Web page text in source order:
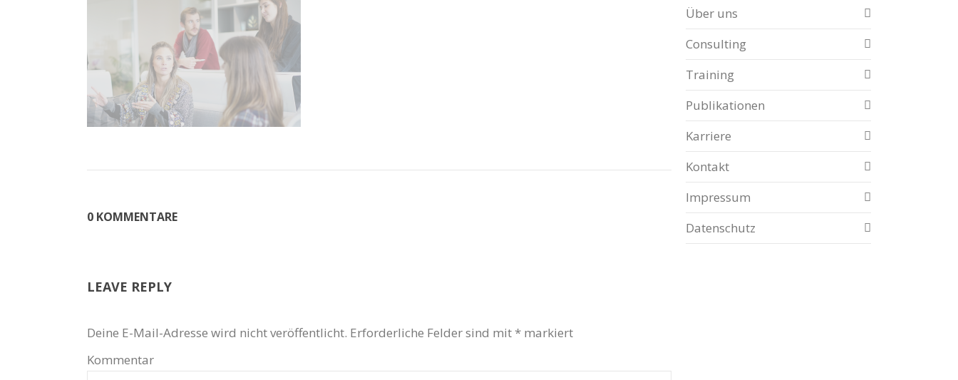
0 KOMMENTARE
LEAVE REPLY
Deine E-Mail-Adresse wird nicht veröffentlicht. Erforderliche Felder sind mit * markiert
Kommentar
Über uns
Consulting
Training
Publikationen
Karriere
Kontakt
Impressum
Datenschutz